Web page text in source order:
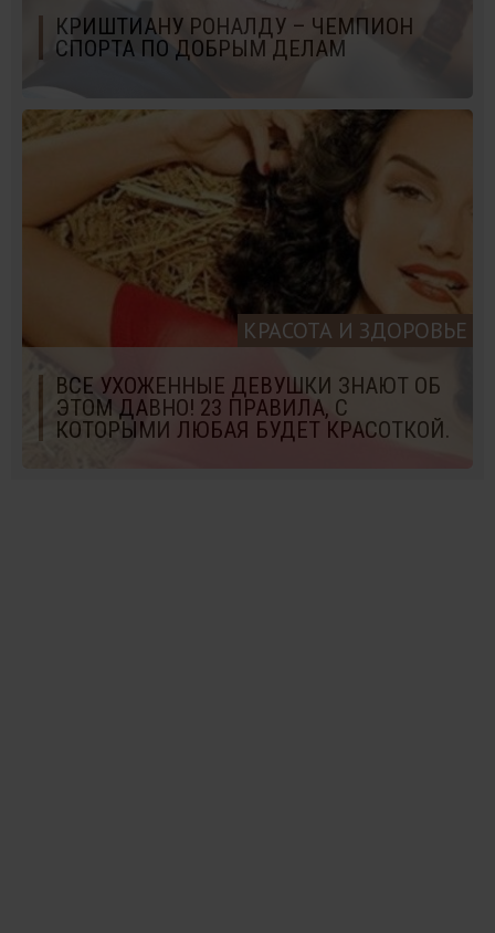
КРИШТИАНУ РОНАЛДУ – ЧЕМПИОН
СПОРТА ПО ДОБРЫМ ДЕЛАМ
КРАСОТА И ЗДОРОВЬЕ
ВСЕ УХОЖЕННЫЕ ДЕВУШКИ ЗНАЮТ ОБ
ЭТОМ ДАВНО! 23 ПРАВИЛА, С
КОТОРЫМИ ЛЮБАЯ БУДЕТ КРАСОТКОЙ.